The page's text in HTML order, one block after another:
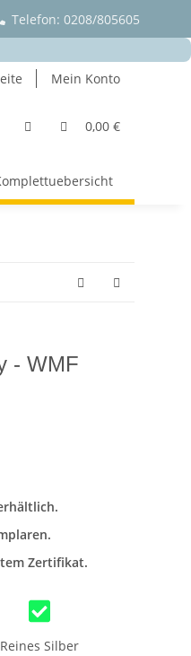
Telefon: 0208/805605
Mein Konto
0,00 €
- WMF
Zertifikat.
Reines Silber